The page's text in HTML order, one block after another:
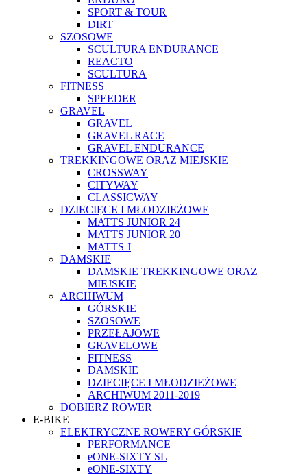
SPORT & TOUR
DIRT
SZOSOWE
SCULTURA ENDURANCE
REACTO
SCULTURA
FITNESS
SPEEDER
GRAVEL
GRAVEL
GRAVEL RACE
GRAVEL ENDURANCE
TREKKINGOWE ORAZ MIEJSKIE
CROSSWAY
CITYWAY
CLASSICWAY
DZIECIĘCE I MŁODZIEŻOWE
MATTS JUNIOR 24
MATTS JUNIOR 20
MATTS J
DAMSKIE
DAMSKIE TREKKINGOWE ORAZ
MIEJSKIE
ARCHIWUM
GÓRSKIE
SZOSOWE
PRZEŁAJOWE
GRAVELOWE
FITNESS
DAMSKIE
DZIECIĘCE I MŁODZIEŻOWE
ARCHIWUM 2011-2019
DOBIERZ ROWER
E-BIKE
ELEKTRYCZNE ROWERY GÓRSKIE
PERFORMANCE
eONE-SIXTY SL
eONE-SIXTY